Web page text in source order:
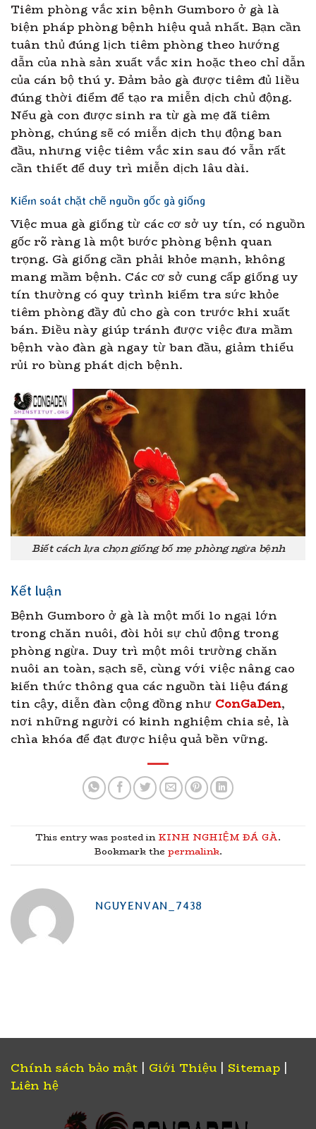
Tiêm phòng vắc xin bệnh Gumboro ở gà là
biện pháp phòng bệnh hiệu quả nhất. Bạn cần
tuân thủ đúng lịch tiêm phòng theo hướng
dẫn của nhà sản xuất vắc xin hoặc theo chỉ dẫn
của cán bộ thú y. Đảm bảo gà được tiêm đủ liều
đúng thời điểm để tạo ra miễn dịch chủ động.
Nếu gà con được sinh ra từ gà mẹ đã tiêm
phòng, chúng sẽ có miễn dịch thụ động ban
đầu, nhưng việc tiêm vắc xin sau đó vẫn rất
cần thiết để duy trì miễn dịch lâu dài.
Kiểm soát chặt chẽ nguồn gốc gà giống
Việc mua gà giống từ các cơ sở uy tín, có nguồn
gốc rõ ràng là một bước phòng bệnh quan
trọng. Gà giống cần phải khỏe mạnh, không
mang mầm bệnh. Các cơ sở cung cấp giống uy
tín thường có quy trình kiểm tra sức khỏe
tiêm phòng đầy đủ cho gà con trước khi xuất
bán. Điều này giúp tránh được việc đưa mầm
bệnh vào đàn gà ngay từ ban đầu, giảm thiểu
rủi ro bùng phát dịch bệnh.
Biết cách lựa chọn giống bố mẹ phòng ngừa bệnh
Kết luận
Bệnh Gumboro ở gà là một mối lo ngại lớn
trong chăn nuôi, đòi hỏi sự chủ động trong
phòng ngừa. Duy trì một môi trường chăn
nuôi an toàn, sạch sẽ, cùng với việc nâng cao
kiến thức thông qua các nguồn tài liệu đáng
tin cậy, diễn đàn cộng đồng như ConGaDen,
nơi những người có kinh nghiệm chia sẻ, là
chìa khóa để đạt được hiệu quả bền vững.
This entry was posted in KINH NGHIỆM ĐÁ GÀ.
Bookmark the permalink.
NGUYENVAN_7438
Chính sách bảo mật | Giới Thiệu | Sitemap |
Liên hệ